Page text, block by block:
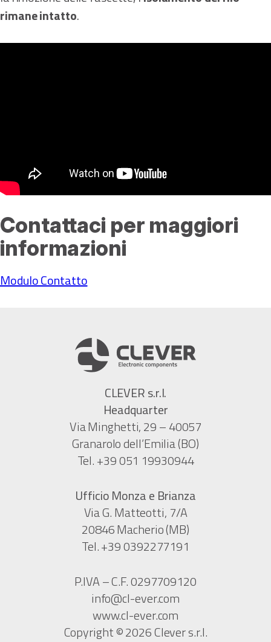
rimane intatto.
Contattaci per maggiori
informazioni
Modulo Contatto
CLEVER s.r.l.
Headquarter
Via Minghetti, 29 – 40057
Granarolo dell’Emilia (BO)
Tel. +39 051 19930944
Ufficio Monza e Brianza
Via G. Matteotti, 7/A
20846 Macherio (MB)
Tel. +39 0392277191
P.IVA – C.F. 0297709120
info@cl-ever.com
www.cl-ever.com
Copyright © 2026 Clever s.r.l.